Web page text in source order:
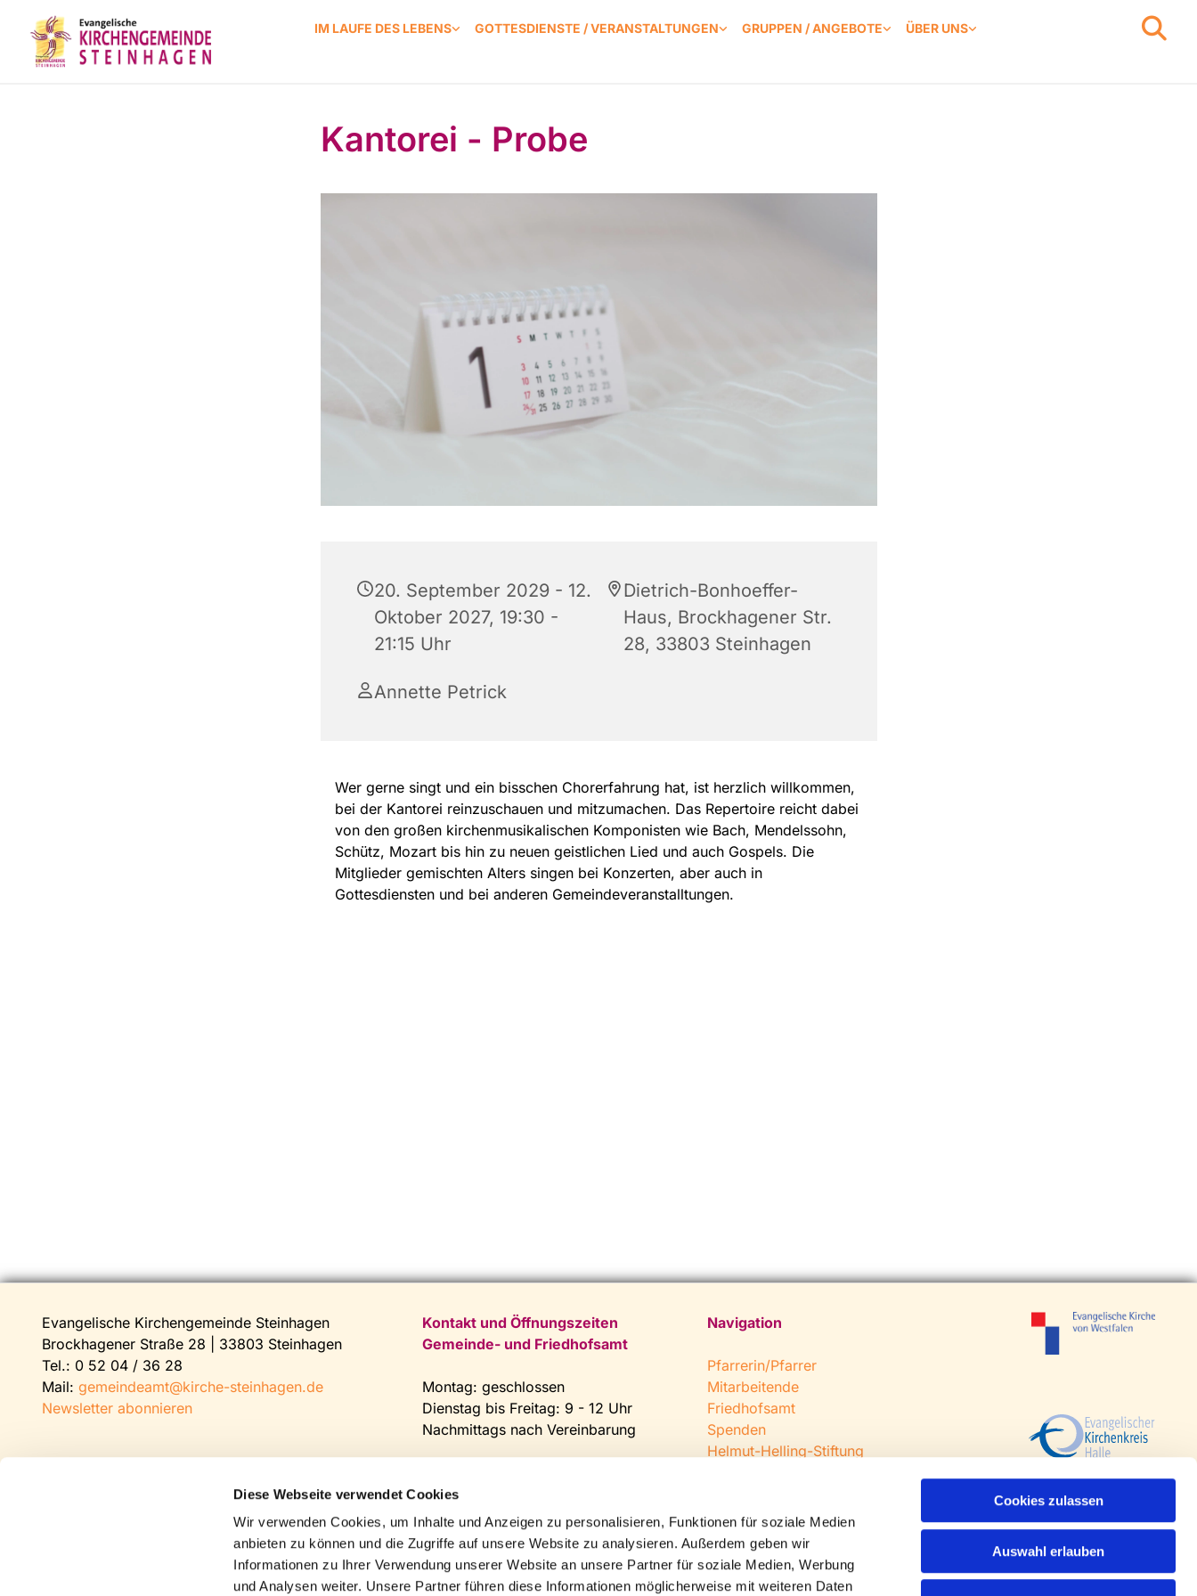
Diese Webseite verwendet Cookies
Wir verwenden Cookies, um Inhalte und Anzeigen zu personalisieren, Funktionen für soziale Medien
anbieten zu können und die Zugriffe auf unsere Website zu analysieren. Außerdem geben wir
Informationen zu Ihrer Verwendung unserer Website an unsere Partner für soziale Medien, Werbung
und Analysen weiter. Unsere Partner führen diese Informationen möglicherweise mit weiteren Daten
Cookies zulassen
Auswahl erlauben
IM LAUFE DES LEBENS GOTTESDIENSTE / VERANSTALTUNGEN GRUPPEN / ANGEBOTE ÜBER UNS
Kantorei - Probe
20. September 2029 - 12.
Oktober 2027, 19:30 -
21:15 Uhr
Dietrich-Bonhoeffer-
Haus, Brockhagener Str.
28, 33803 Steinhagen
Annette Petrick
Wer gerne singt und ein bisschen Chorerfahrung hat, ist herzlich willkommen,
bei der Kantorei reinzuschauen und mitzumachen. Das Repertoire reicht dabei
von den großen kirchenmusikalischen Komponisten wie Bach, Mendelssohn,
Schütz, Mozart bis hin zu neuen geistlichen Lied und auch Gospels. Die
Mitglieder gemischten Alters singen bei Konzerten, aber auch in
Gottesdiensten und bei anderen Gemeindeveranstalltungen.
Evangelische Kirchengemeinde Steinhagen
Brockhagener Straße 28 | 33803 Steinhagen
Tel.: 0 52 04 / 36 28
Mail: gemeindeamt@kirche-steinhagen.de
Newsletter abonnieren
Kontakt und Öffnungszeiten
Gemeinde- und Friedhofsamt
Montag: geschlossen
Dienstag bis Freitag: 9 - 12 Uhr
Nachmittags nach Vereinbarung
Fax: 0 52 04 / 25 65
Mail: gemeindeamt@kirche-
steinhagen.de
Navigation
Pfarrerin/Pfarrer
Mitarbeitende
Friedhofsamt
Spenden
Helmut-Helling-Stiftung